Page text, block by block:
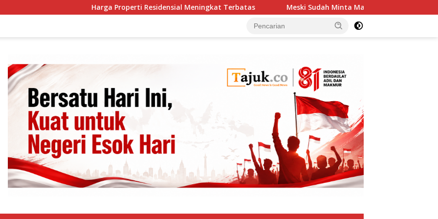
Harga Properti Residensial Meningkat Terbatas Meski Sudah Minta Maaf, Boikot UEFA ke FIFA Bisa